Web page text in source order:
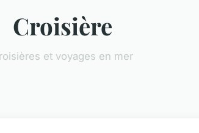
Croisière
et voyages en mer